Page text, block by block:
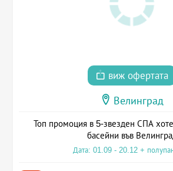
виж офертата
Велинград
Топ промоция в 5-звезден СПА
басейни във
Дата: 01.09 - 20.12 +